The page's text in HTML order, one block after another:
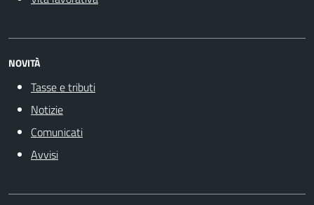
NOVITÀ
Tasse e tributi
Notizie
Comunicati
Avvisi